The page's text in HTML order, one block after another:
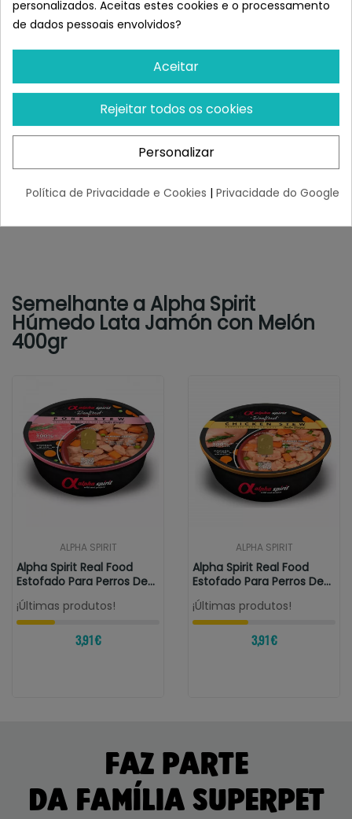
Semelhante a Alpha Spirit
Húmedo Lata Jamón con Melón
400gr
ALPHA SPIRIT
Alpha Spirit Real Food
Estofado Para Perros De
Cerdo
¡Últimas produtos!
3,91 €
ALPHA SPIRIT
Alpha Spirit Real Food
Estofado Para Perros De
Pollo
¡Últimas produtos!
3,91 €
FAZ PARTE
DA FAMÍLIA SUPERPET
personalizados. Aceitas estes cookies e o processamento
de dados pessoais envolvidos?
Aceitar
Rejeitar todos os cookies
Personalizar
Política de Privacidade e Cookies | Privacidade do Google